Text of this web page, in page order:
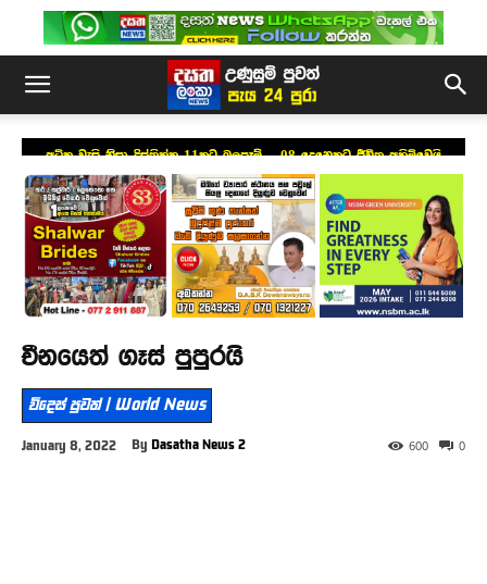
අධික වැසි නිසා දිස්ත්‍රික්ක 11කට බලපෑම් – 08 දෙනෙකුට ජීවිත අහිමිවෙයි
චීනයෙත් ගෑස් පුපුරයි
විදෙස් පුවත් | World News
January 8, 2022 By Dasatha News 2 0
600